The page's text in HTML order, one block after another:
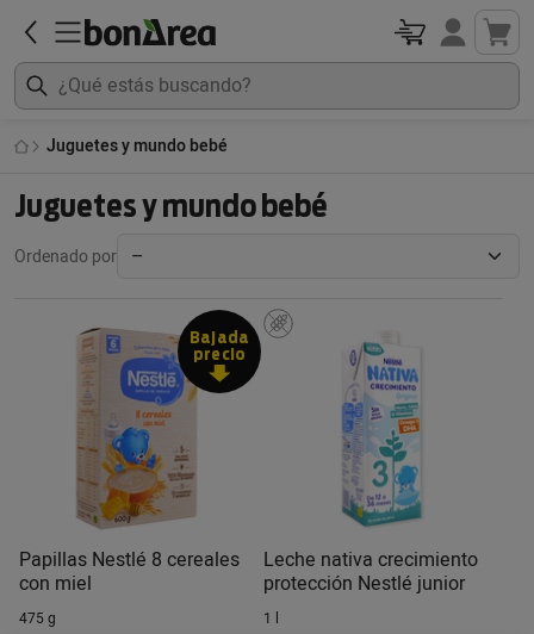
Juguetes y mundo bebé
Juguetes y mundo bebé
Ordenado por
Bajada
precio
Papillas Nestlé 8 cereales
con miel
475 g
Leche nativa crecimiento
protección Nestlé junior
1 l